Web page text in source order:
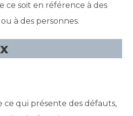
ce soit en référence à des
à des personnes.
qui présente des défauts,